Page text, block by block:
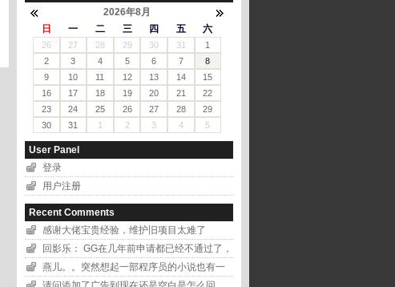
2026年8月
日
一 二 三 四 五 六
26 27 28 29 30 31
1
2
3 4 5 6 7
8
9
10 11 12 13 14
15
16
17 18 19 20 21
22
23
24 25 26 27 28
29
30
31 1 2 3 4 5
User Panel
登录
用户注册
Recent Comments
感谢大佬宝贵经验，维护旧项目太难了
回影乐： GG在几年前申请都已经不通过了，
改用百...
燕儿。。突然想起一部程序员的小说也有一
个叫燕儿的...